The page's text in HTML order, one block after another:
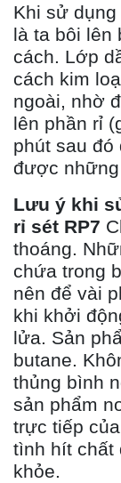
Khi sử
là ta bôi lên
cách. Lớp
cách kim
ngoài, nhờ
lên phần rỉ
phút sau đó
được
Lưu ý khi
rỉ sét RP7
thoáng.
chứa trong
nên để vài
khi khởi
lửa. Sản
butane.
thủng bình
sản phẩm
trực tiếp
tình hít chất
khỏe.